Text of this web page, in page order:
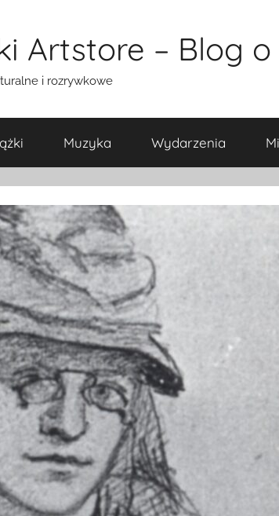
Artstore – Blog
i rozrywkowe
Muzyka Wydarzenia